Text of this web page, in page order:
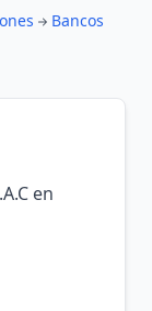
Bancos
en